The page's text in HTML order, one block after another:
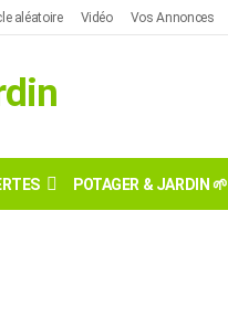
aléatoire Vidéo Vos Annonces
POTAGER & JARDIN 🌱